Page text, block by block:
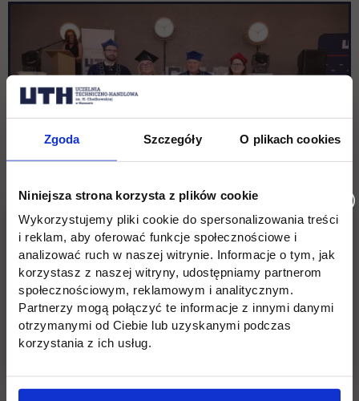
Zgoda Szczegóły O plikach cookies
Niniejsza strona korzysta z plików cookie
Wykorzystujemy pliki cookie do spersonalizowania treści
i reklam, aby oferować funkcje społecznościowe i
analizować ruch w naszej witrynie. Informacje o tym, jak
korzystasz z naszej witryny, udostępniamy partnerom
społecznościowym, reklamowym i analitycznym.
Partnerzy mogą połączyć te informacje z innymi danymi
otrzymanymi od Ciebie lub uzyskanymi podczas
korzystania z ich usług.